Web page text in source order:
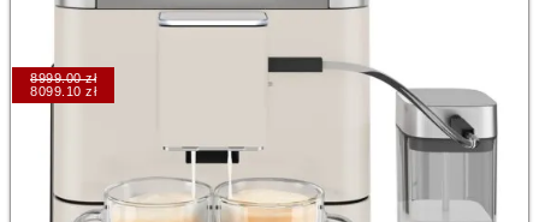
8999.00 zł
8099.10 zł